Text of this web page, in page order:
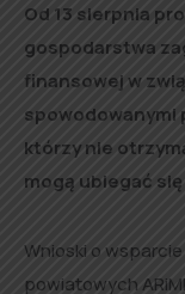
Od 13 sierpnia
gospodarstwa
finansowej w
spowodowanymi
którzy nie
mogą ubiegać
Wnioski o
powiatowych